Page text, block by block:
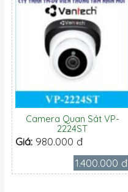
Camera Quan Sát VP-
2224ST
Giá: 980.000 đ
1.400.000 đ